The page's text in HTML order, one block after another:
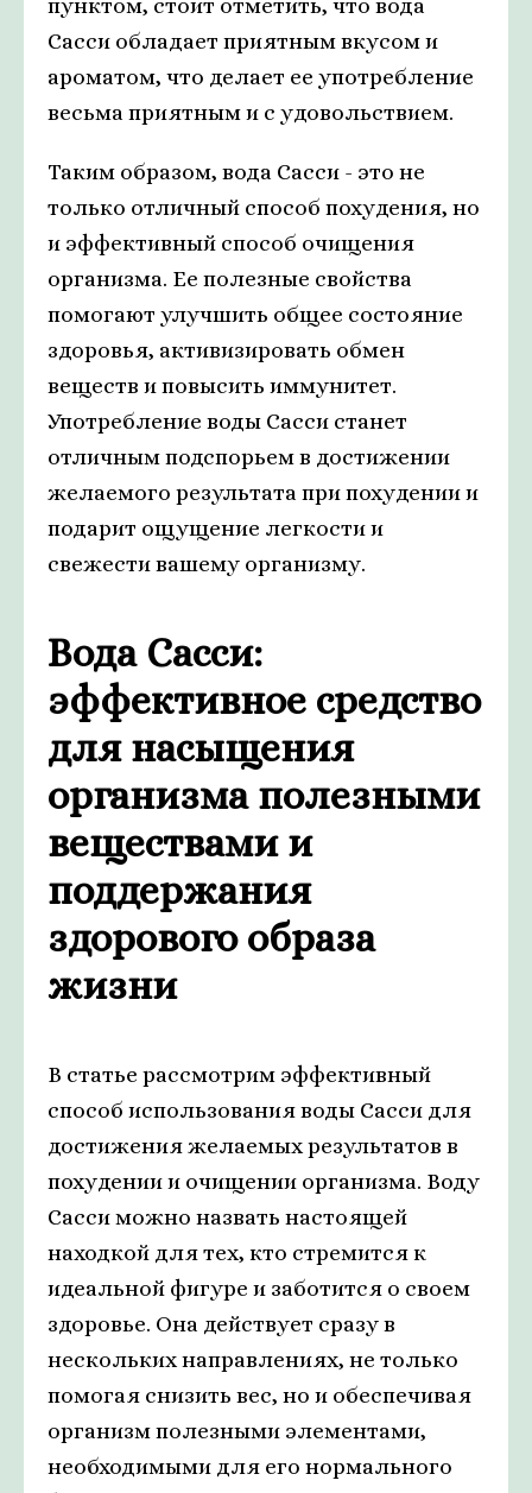
пунктом, стоит отметить, что вода
Сасси обладает приятным вкусом и
ароматом, что делает ее употребление
весьма приятным и с удовольствием.
Таким образом, вода Сасси - это не
только отличный способ похудения, но
и эффективный способ очищения
организма. Ее полезные свойства
помогают улучшить общее состояние
здоровья, активизировать обмен
веществ и повысить иммунитет.
Употребление воды Сасси станет
отличным подспорьем в достижении
желаемого результата при похудении и
подарит ощущение легкости и
свежести вашему организму.
Вода Сасси:
эффективное средство
для насыщения
организма полезными
веществами и
поддержания
здорового образа
жизни
В статье рассмотрим эффективный
способ использования воды Сасси для
достижения желаемых результатов в
похудении и очищении организма. Воду
Сасси можно назвать настоящей
находкой для тех, кто стремится к
идеальной фигуре и заботится о своем
здоровье. Она действует сразу в
нескольких направлениях, не только
помогая снизить вес, но и обеспечивая
организм полезными элементами,
необходимыми для его нормального